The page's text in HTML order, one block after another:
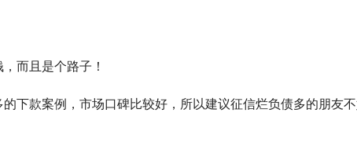
而且是个路子！
下款案例，市场口碑比较好，所以建议征信烂负债多的朋友